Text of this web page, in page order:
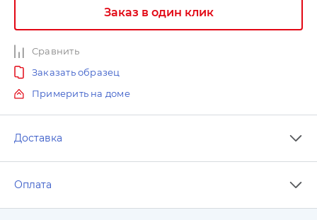
Заказ в один клик
Сравнить
Заказать образец
Примерить на доме
Доставка
Оплата